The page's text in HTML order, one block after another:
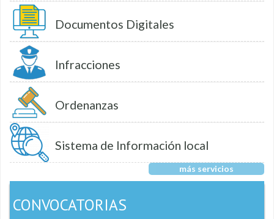
Documentos Digitales
Infracciones
Ordenanzas
Sistema de Información local
más servicios
CONVOCATORIAS